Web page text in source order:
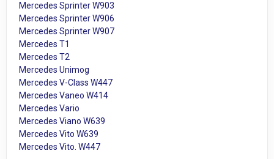
Mercedes Sprinter W903
Mercedes Sprinter W906
Mercedes Sprinter W907
Mercedes T1
Mercedes T2
Mercedes Unimog
Mercedes V-Class W447
Mercedes Vaneo W414
Mercedes Vario
Mercedes Viano W639
Mercedes Vito W639
Mercedes Vito. W447